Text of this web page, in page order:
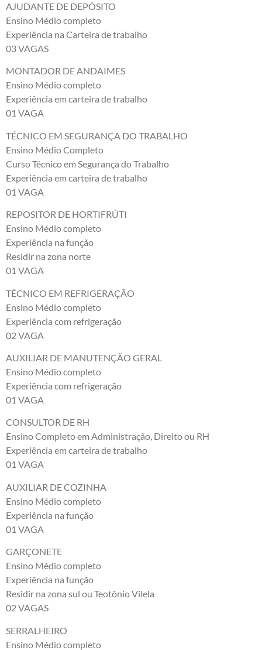
AJUDANTE DE DEPÓSITO
Ensino Médio completo
Experiência na Carteira de trabalho
03 VAGAS
MONTADOR DE ANDAIMES
Ensino Médio completo
Experiência em carteira de trabalho
01 VAGA
TÉCNICO EM SEGURANÇA DO TRABALHO
Ensino Médio Completo
Curso Técnico em Segurança do Trabalho
Experiência em carteira de trabalho
01 VAGA
REPOSITOR DE HORTIFRÚTI
Ensino Médio completo
Experiência na função
Residir na zona norte
01 VAGA
TÉCNICO EM REFRIGERAÇÃO
Ensino Médio completo
Experiência com refrigeração
02 VAGA
AUXILIAR DE MANUTENÇÃO GERAL
Ensino Médio completo
Experiência com refrigeração
01 VAGA
CONSULTOR DE RH
Ensino Completo em Administração, Direito ou RH
Experiência em carteira de trabalho
01 VAGA
AUXILIAR DE COZINHA
Ensino Médio completo
Experiência na função
01 VAGA
GARÇONETE
Ensino Médio completo
Experiência na função
Residir na zona sul ou Teotônio Vilela
02 VAGAS
SERRALHEIRO
Ensino Médio completo